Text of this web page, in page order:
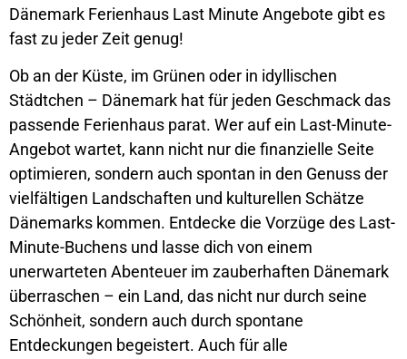
Dänemark Ferienhaus Last Minute Angebote gibt es
fast zu jeder Zeit genug!
Ob an der Küste, im Grünen oder in idyllischen
Städtchen – Dänemark hat für jeden Geschmack das
passende Ferienhaus parat. Wer auf ein Last-Minute-
Angebot wartet, kann nicht nur die finanzielle Seite
optimieren, sondern auch spontan in den Genuss der
vielfältigen Landschaften und kulturellen Schätze
Dänemarks kommen. Entdecke die Vorzüge des Last-
Minute-Buchens und lasse dich von einem
unerwarteten Abenteuer im zauberhaften Dänemark
überraschen – ein Land, das nicht nur durch seine
Schönheit, sondern auch durch spontane
Entdeckungen begeistert. Auch für alle